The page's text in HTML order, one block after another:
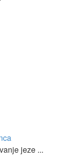
jeze ...